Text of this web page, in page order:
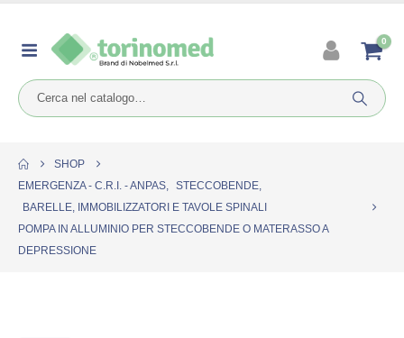
0
SHOP
EMERGENZA - C.R.I. - ANPAS, STECCOBENDE,
BARELLE, IMMOBILIZZATORI E TAVOLE SPINALI
POMPA IN ALLUMINIO PER STECCOBENDE O MATERASSO A
DEPRESSIONE